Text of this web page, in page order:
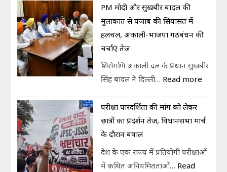
PM मोदी और सुखबीर बादल की
मुलाकात से पंजाब की सियासत में
हलचल, अकाली-भाजपा गठबंधन की
चर्चाएं तेज
शिरोमणि अकाली दल के प्रधान सुखबीर
सिंह बादल ने दिल्ली… Read more
परीक्षा पारदर्शिता की मांग को लेकर
छात्रों का प्रदर्शन तेज, विधानसभा मार्च
के दौरान बवाल
देश के एक राज्य में प्रतियोगी परीक्षाओं
में कथित अनियमितताओं… Read